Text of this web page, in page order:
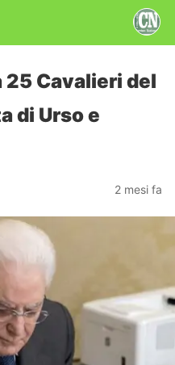
Cavalieri del
di Urso e
2 mesi fa